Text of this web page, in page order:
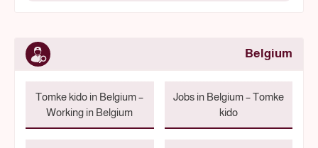
Belgium
Jobs in Belgium – Tomke
kido
Tomke kido in Belgium –
Working in Belgium